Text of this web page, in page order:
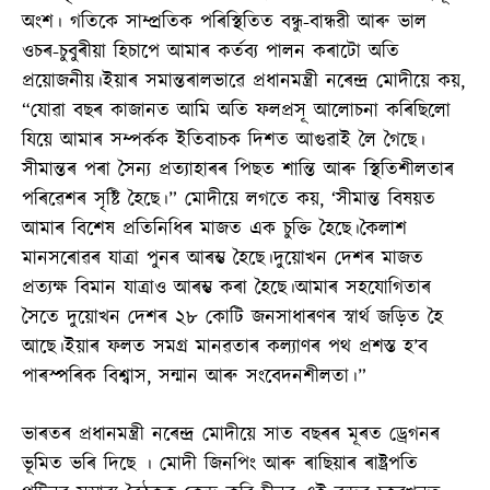
অংশ। গতিকে সাম্প্ৰতিক পৰিস্থিতিত বন্ধু-বান্ধৱী আৰু ভাল
ওচৰ-চুবুৰীয়া হিচাপে আমাৰ কৰ্তব্য পালন কৰাটো অতি
প্ৰয়োজনীয়।ইয়াৰ সমান্তৰালভাৱে প্ৰধানমন্ত্ৰী নৰেন্দ্ৰ মোদীয়ে কয়,
“যোৱা বছৰ কাজানত আমি অতি ফলপ্ৰসূ আলোচনা কৰিছিলো
যিয়ে আমাৰ সম্পৰ্কক ইতিবাচক দিশত আগুৱাই লৈ গৈছে।
সীমান্তৰ পৰা সৈন্য প্ৰত্যাহাৰৰ পিছত শান্তি আৰু স্থিতিশীলতাৰ
পৰিৱেশৰ সৃষ্টি হৈছে।” মোদীয়ে লগতে কয়, ‘সীমান্ত বিষয়ত
আমাৰ বিশেষ প্ৰতিনিধিৰ মাজত এক চুক্তি হৈছে।কৈলাশ
মানসৰোৱৰ যাত্ৰা পুনৰ আৰম্ভ হৈছে।দুয়োখন দেশৰ মাজত
প্ৰত্যক্ষ বিমান যাত্ৰাও আৰম্ভ কৰা হৈছে।আমাৰ সহযোগিতাৰ
সৈতে দুয়োখন দেশৰ ২৮ কোটি জনসাধাৰণৰ স্বাৰ্থ জড়িত হৈ
আছে।ইয়াৰ ফলত সমগ্ৰ মানৱতাৰ কল্যাণৰ পথ প্ৰশস্ত হ’ব
পাৰস্পৰিক বিশ্বাস, সন্মান আৰু সংবেদনশীলতা।”
ভাৰতৰ প্ৰধানমন্ত্ৰী নৰেন্দ্ৰ মোদীয়ে সাত বছৰৰ মূৰত ড্ৰেগনৰ
ভূমিত ভৰি দিছে । মোদী জিনপিং আৰু ৰাছিয়াৰ ৰাষ্ট্ৰপতি